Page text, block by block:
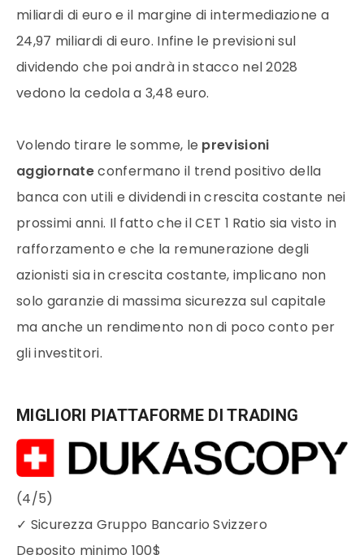
miliardi di euro e il margine di intermediazione a
24,97 miliardi di euro. Infine le previsioni sul
dividendo che poi andrà in stacco nel 2028
vedono la cedola a 3,48 euro.
Volendo tirare le somme, le previsioni
aggiornateconfermano il trend positivo della
banca con utili e dividendi in crescita costante nei
prossimi anni. Il fatto che il CET 1 Ratio sia visto in
rafforzamento e che la remunerazione degli
azionisti sia in crescita costante, implicano non
solo garanzie di massima sicurezza sul capitale
ma anche un rendimento non di poco conto per
gli investitori.
MIGLIORI PIATTAFORME DI TRADING
(4/5)
✓ Sicurezza Gruppo Bancario Svizzero
Deposito minimo 100$